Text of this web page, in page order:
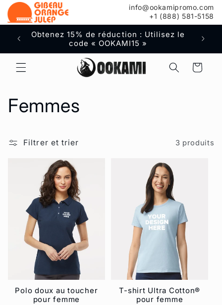
info@ookamipromo.com
+1 (888) 581-5158
Obtenez 15% de réduction : Utilisez le
code « OOKAMI15 »
Panier
C
l
o
Femmes
Filtrer et trier 3 produits
Polo doux au toucher
pour femme
T-shirt Ultra Cotton®
pour femme